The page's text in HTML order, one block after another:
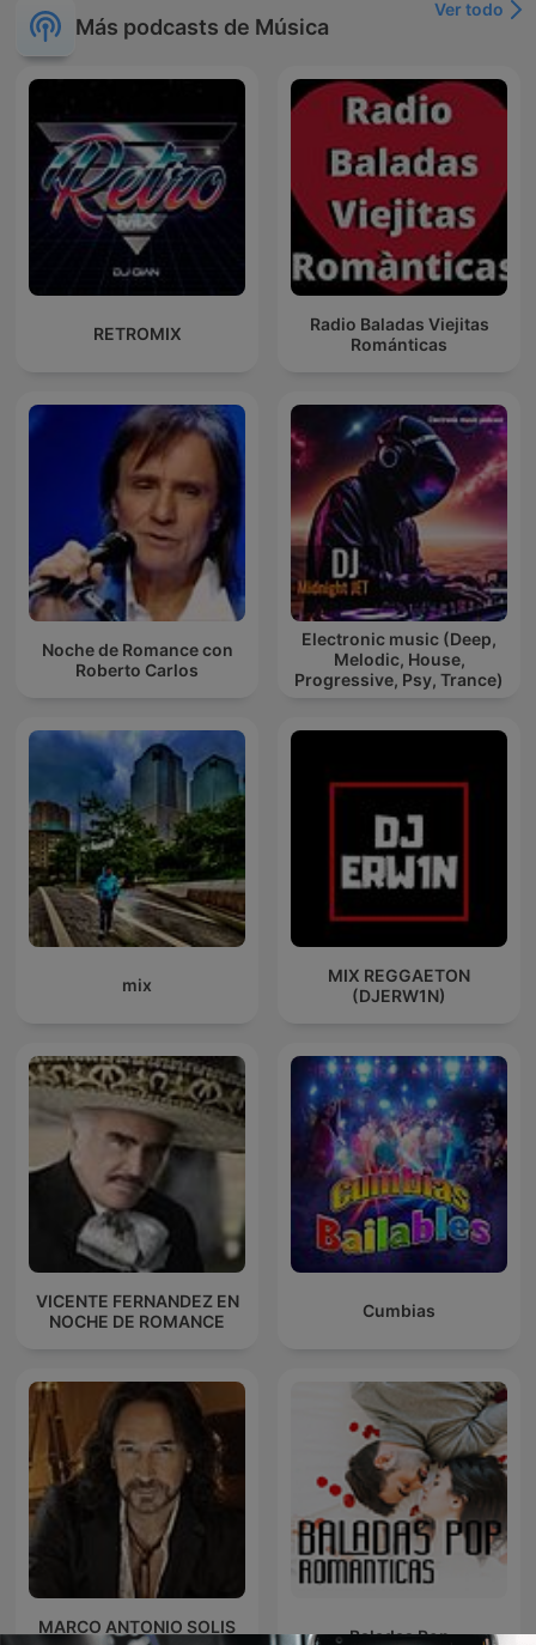
Más podcasts de Música
Ver todo
RETROMIX
Radio Baladas Viejitas
Románticas
Noche de Romance con
Roberto Carlos
Electronic music (Deep,
Melodic, House,
Progressive, Psy, Trance)
mix
MIX REGGAETON
(DJERW1N)
VICENTE FERNANDEZ EN
NOCHE DE ROMANCE
Cumbias
MARCO ANTONIO SOLIS
Baladas Pop